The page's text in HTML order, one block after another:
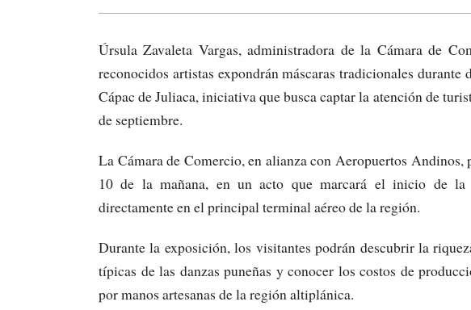
Úrsula Zavaleta Vargas, administradora de la Cámara de
reconocidos artistas expondrán máscaras tradicionales
Cápac de Juliaca, iniciativa que busca captar la atención de
de septiembre.
La Cámara de Comercio, en alianza con Aeropuertos Andinos,
10 de la mañana, en un acto que marcará el inicio de la
directamente en el principal terminal aéreo de la región.
Durante la exposición, los visitantes podrán descubrir la
típicas de las danzas puneñas y conocer los costos de
por manos artesanas de la región altiplánica.